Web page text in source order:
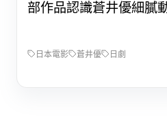
部作品認識蒼井優細膩
日本電影 蒼井優 日劇